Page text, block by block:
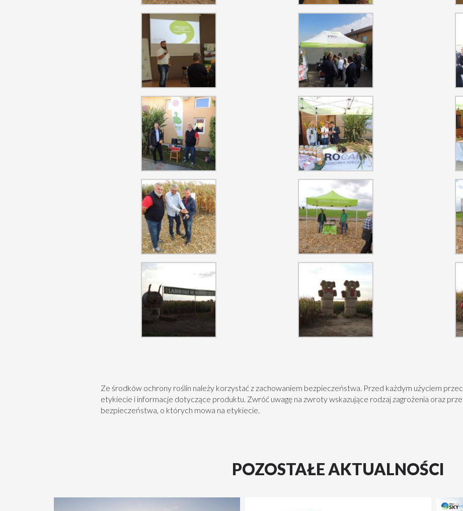
Ze środków ochrony roślin należy korzystać z zachowaniem bezpieczeństwa. Przed każdym użyciem
etykiecie i informacje dotyczące produktu. Zwróć uwagę na zwroty wskazujące rodzaj zagrożenia oraz
bezpieczeństwa, o których mowa na etykiecie.
POZOSTAŁE AKTUALNOŚCI